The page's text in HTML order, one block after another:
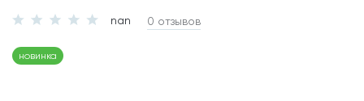
nan 0 отзывов
новинка